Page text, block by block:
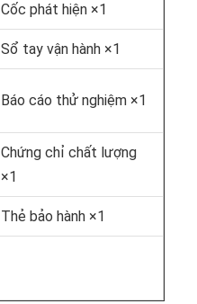
Cốc phát hiện ×1
Sổ tay vận hành ×1
Báo cáo thử nghiệm ×1
Chứng chỉ chất lượng
×1
Thẻ bảo hành ×1